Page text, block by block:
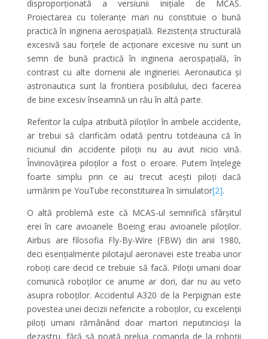
disproporționată a versiunii inițiale de MCAS.
Proiectarea cu toleranțe mari nu constituie o bună
practică în ingineria aerospațială. Rezistența structurală
excesivă sau forțele de acționare excesive nu sunt un
semn de bună practică în ingineria aerospațială, în
contrast cu alte domenii ale ingineriei. Aeronautica și
astronautica sunt la frontiera posibilului, deci facerea
de bine excesiv înseamnă un rău în altă parte.
Referitor la culpa atribuită piloților în ambele accidente,
ar trebui să clarificăm odată pentru totdeauna că în
niciunul din accidente piloții nu au avut nicio vină.
Învinovățirea piloților a fost o eroare. Putem înțelege
foarte simplu prin ce au trecut acești piloți dacă
urmărim pe YouTube reconstituirea în simulator[2].
O altă problemă este că MCAS-ul semnifică sfârșitul
erei în care avioanele Boeing erau avioanele piloților.
Airbus are filosofia Fly-By-Wire (FBW) din anii 1980,
deci esențialmente pilotajul aeronavei este treaba unor
roboți care decid ce trebuie să facă. Piloții umani doar
comunică roboților ce anume ar dori, dar nu au veto
asupra roboților. Accidentul A320 de la Perpignan este
povestea unei decizii nefericite a roboților, cu excelenții
piloți umani rămânând doar martori neputincioși la
dezastru, fără să poată prelua comanda de la roboții